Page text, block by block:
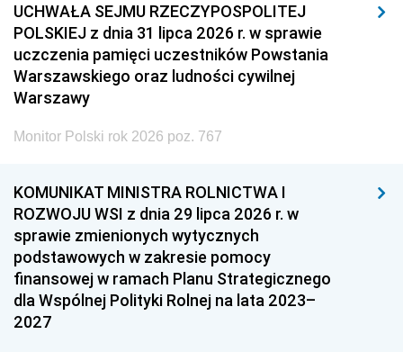
UCHWAŁA SEJMU RZECZYPOSPOLITEJ
POLSKIEJ z dnia 31 lipca 2026 r. w sprawie
uczczenia pamięci uczestników Powstania
Warszawskiego oraz ludności cywilnej
Warszawy
Monitor Polski rok 2026 poz. 767
KOMUNIKAT MINISTRA ROLNICTWA I
ROZWOJU WSI z dnia 29 lipca 2026 r. w
sprawie zmienionych wytycznych
podstawowych w zakresie pomocy
finansowej w ramach Planu Strategicznego
dla Wspólnej Polityki Rolnej na lata 2023–
2027